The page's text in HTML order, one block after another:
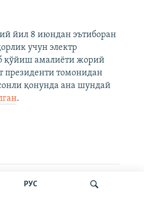
РУС
йил 8 июндан эътиборан
учун электр
қўйиш амалиёти жорий
президенти томонидан
қонунда ана шундай
.
VPNсиз ўқиш